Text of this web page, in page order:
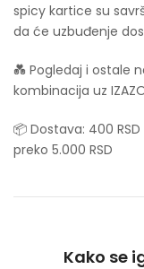
spicy kartice su
da će uzbuđenje
💑 Pogledaj i ostale
kombinacija uz
📦 Dostava: 400 RSD
preko 5.000 RSD
Kako se